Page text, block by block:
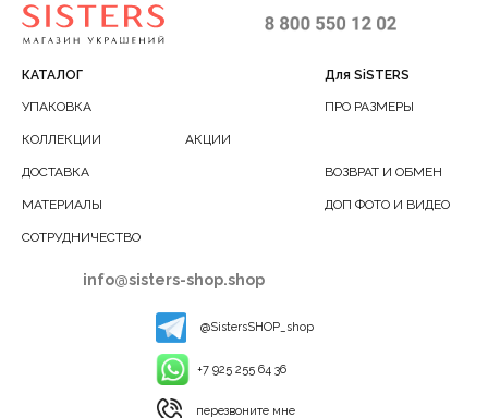
КАТАЛОГ Для SiSTERS
info@sisters-shop.shop
УПАКОВКА
ДОСТАВКА
КОЛЛЕКЦИИ
ПРО РАЗМЕРЫ
АКЦИИ
ВОЗВРАТ И ОБМЕН
ДОП ФОТО И ВИДЕО
@SistersSHOP_shop
+7 925 255 64 36
перезвоните мне
МАТЕРИАЛЫ
СОТРУДНИЧЕСТВО